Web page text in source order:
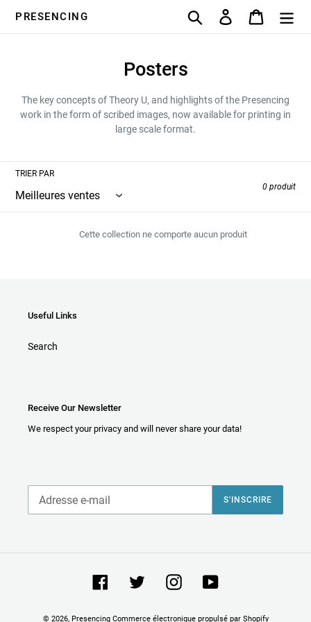
PRESENCING RechercherSe connecter
Panier
C
l
l
Posters
The key concepts of Theory U, and highlights of the Presencing
work in the form of scribed images, now available for printing in
large scale format.
TRIER PAR
0 produit
Cette collection ne comporte aucun produit
Useful Links
Search
Receive Our Newsletter
We respect your privacy and will never share your data!
S'INSCRIRE
Facebook Twitter InstagramYouTube
© 2026, Presencing Commerce électronique propulsé par Shopify